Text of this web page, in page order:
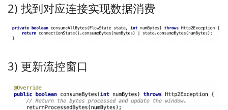
2) 找到对应连接实现数据消费
3) 更新流控窗口